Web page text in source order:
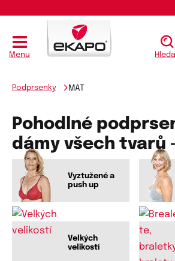
Menu
Podprsenky MAT
Pohodlné
dámy všech tvarů
Vyztužené a
push up
Velkých
velikostí